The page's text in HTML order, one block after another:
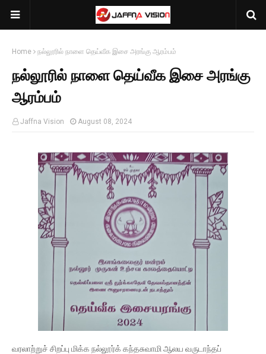
Home நல்லூரில் நாளை தெய்வீக இசை அரங்கு ஆரம்பம்
நல்லூரில் நாளை தெய்வீக இசை அரங்கு
ஆரம்பம்
Jaffna Vision August 08, 2024
வரலாற்றுச் சிறப்பு மிக்க நல்லூர்க் கந்தசுவாமி ஆலய வருடாந்தப்